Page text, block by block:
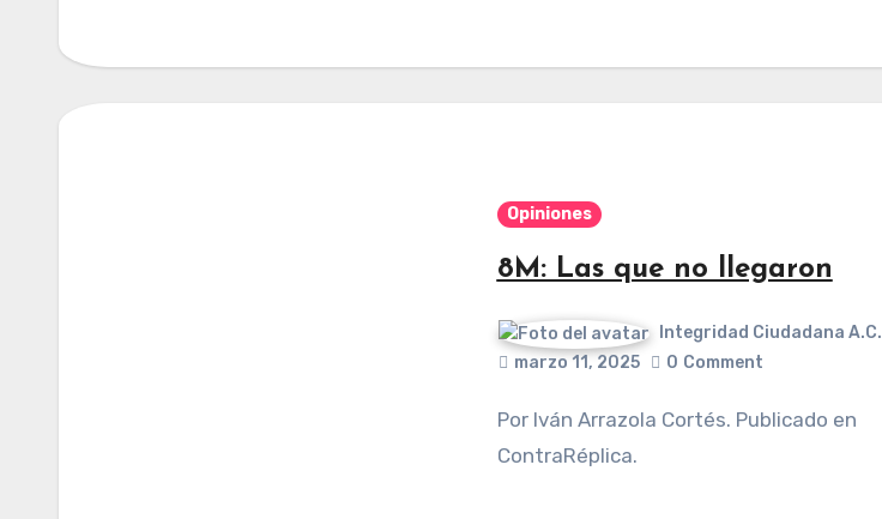
Opiniones
8M: Las que no llegaron
Integridad Ciudadana A.C.
marzo 11, 2025
0 Comment
Por Iván Arrazola Cortés. Publicado en
ContraRéplica.